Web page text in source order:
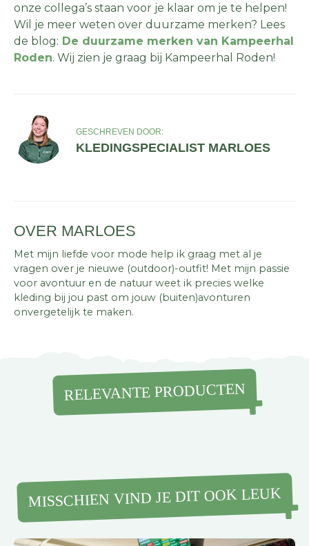
onze collega’s staan voor je klaar om je te helpen!
Wil je meer weten over duurzame merken? Lees
de blog: De duurzame merken van Kampeerhal
Roden. Wij zien je graag bij Kampeerhal Roden!
GESCHREVEN DOOR:
KLEDINGSPECIALIST MARLOES
OVER MARLOES
Met mijn liefde voor mode help ik graag met al je
vragen over je nieuwe (outdoor)-outfit! Met mijn passie
voor avontuur en de natuur weet ik precies welke
kleding bij jou past om jouw (buiten)avonturen
onvergetelijk te maken.
RELEVANTE PRODUCTEN
MISSCHIEN VIND JE DIT OOK LEUK